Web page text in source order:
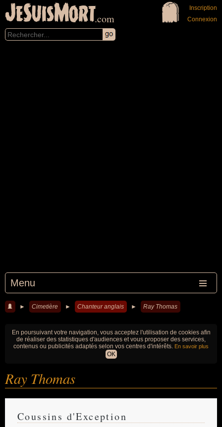
JeSuisMort.com
Menu
Inscription
Connexion
► Cimetière ► Chanteur anglais ► Ray Thomas
En poursuivant votre navigation, vous acceptez l'utilisation de cookies afin
de réaliser des statistiques d'audiences et vous proposer des services,
contenus ou publicités adaptés selon vos centres d'intérêts. En savoir plus
OK
Ray Thomas
Coussins d'Exception